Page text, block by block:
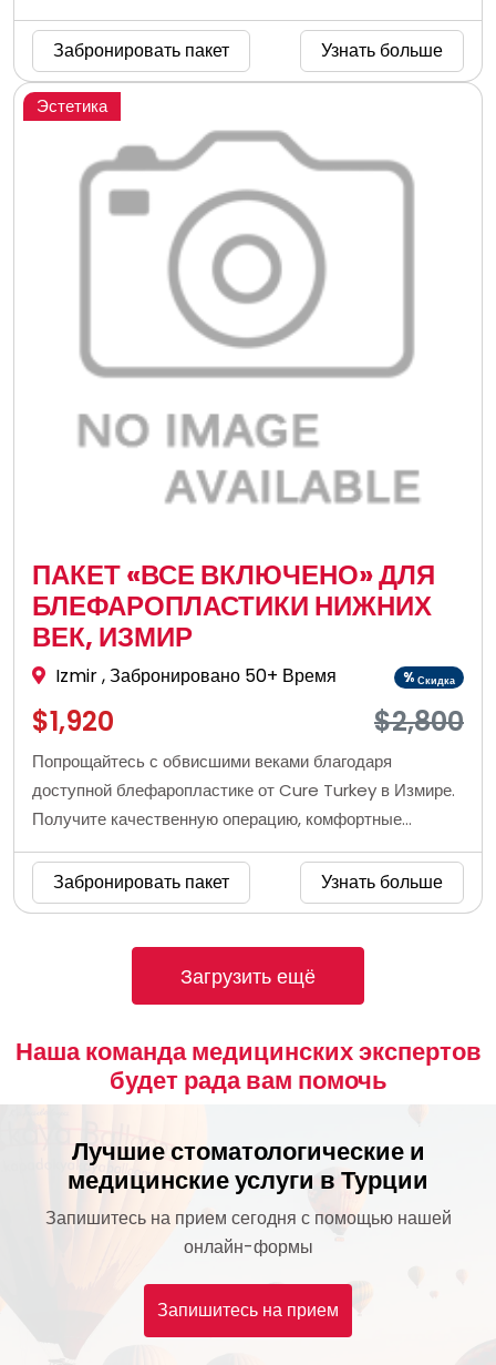
недостатки своих зубов с помощью передового ухода в
нашей лучшей стоматологической клинике в Измире
уже сегодня.
Забронировать пакет Узнать больше
Эстетика
ПАКЕТ «ВСЕ ВКЛЮЧЕНО» ДЛЯ
БЛЕФАРОПЛАСТИКИ НИЖНИХ
ВЕК, ИЗМИР
Izmir, Забронировано 50+ Время %Скидка
$1,920 $2,800
Попрощайтесь с обвисшими веками благодаря
доступной блефаропластике от Cure Turkey в Измире.
Получите качественную операцию, комфортные
условия и искреннюю заботу в эстетической клинике в
Измире, Турция, для действительно сияющего взгляда.
Забронировать пакет Узнать больше
Наша команда медицинских экспертов
будет рада вам помочь
Лучшие стоматологические и
медицинские услуги в Турции
Запишитесь на прием сегодня с помощью нашей
онлайн-формы
Запишитесь на прием